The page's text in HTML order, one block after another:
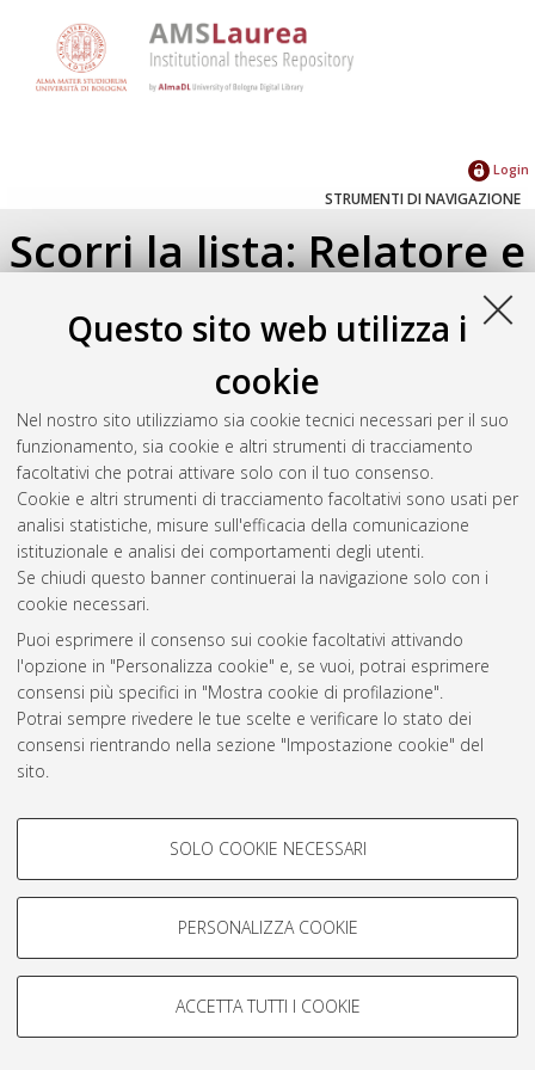
Questo sito web utilizza i
cookie
Nel nostro sito utilizziamo sia cookie tecnici necessari per il suo
funzionamento, sia cookie e altri strumenti di tracciamento
facoltativi che potrai attivare solo con il tuo consenso.
Cookie e altri strumenti di tracciamento facoltativi sono usati per
analisi statistiche, misure sull'efficacia della comunicazione
istituzionale e analisi dei comportamenti degli utenti.
Se chiudi questo banner continuerai la navigazione solo con i
cookie necessari.
Puoi esprimere il consenso sui cookie facoltativi attivando
l'opzione in "Personalizza cookie" e, se vuoi, potrai esprimere
consensi più specifici in "Mostra cookie di profilazione".
Potrai sempre rivedere le tue scelte e verificare lo stato dei
consensi rientrando nella sezione "Impostazione cookie" del
sito.
COOKIE DI PROFILAZIONE -
Si tratta di cookie utilizzati per analizzare le caratteristiche della
navigazione degli utenti, creare profili in base al loro comportamento
Mostra cookie di profilazione
COOKIE TECNICI - NECESSARI
SOLO COOKIE NECESSARI
PERSONALIZZA COOKIE
ACCETTA TUTTI I COOKIE
Login
STRUMENTI DI NAVIGAZIONE
Scorri la lista: Relatore e
Correlatore
Seleziona un valore dall'elenco sottostante.
2021(1)
2018(1)
Atom
Rss 1.0
AMS Laurea
Servizio implementato e gestito da AlmaDL
Condizioni d’uso del sito